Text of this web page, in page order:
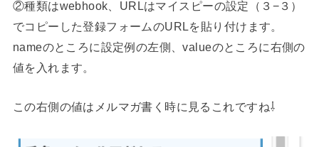
②種類はwebhook、URLはマイスピーの設定（３−３）
でコピーした登録フォームのURLを貼り付けます。
nameのところに設定例の左側、valueのところに右側の
値を入れます。
この右側の値はメルマガ書く時に見るこれですね⇩